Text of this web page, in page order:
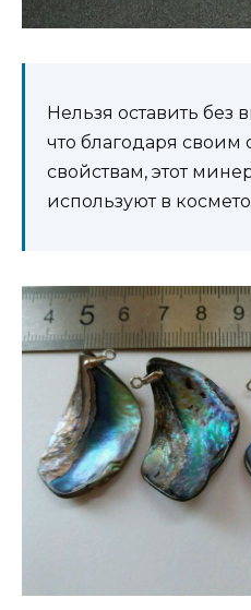
Нельзя оставить без
что благодаря
свойствам, этот
используют в